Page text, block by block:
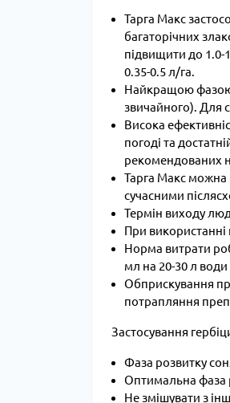
Тарга Макс
багаторічних
підвищити до 1.0-
0.35-0.5 л/га.
Найкращою фазою
звичайного). Для
Висока
погоді та
рекомендованих
Тарга Макс можна
сучасними
Термін виходу
При використанні
Норма витрати
мл на 20-30 л води
Обприскування
потрапляння
Застосування
Фаза розвитку
Оптимальна фаза
Не змішувати з